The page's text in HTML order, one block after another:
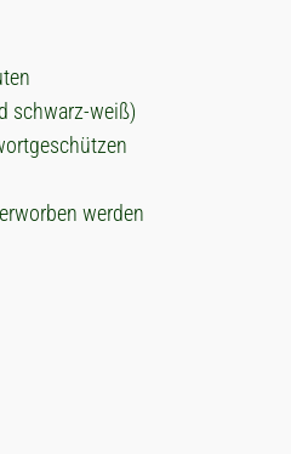
schwarz-weiß)
werden